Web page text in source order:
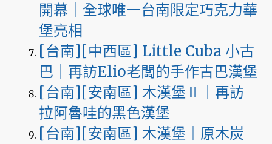
開幕｜全球唯一台南限定巧克力華
堡亮相
[台南][中西區] Little Cuba 小古
巴｜再訪Elio老闆的手作古巴漢堡
[台南][安南區] 木漢堡Ⅱ｜再訪
拉阿魯哇的黑色漢堡
[台南][安南區] 木漢堡｜原木炭